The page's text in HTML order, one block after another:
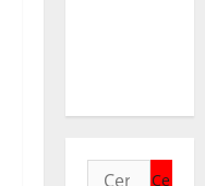
Ricerca